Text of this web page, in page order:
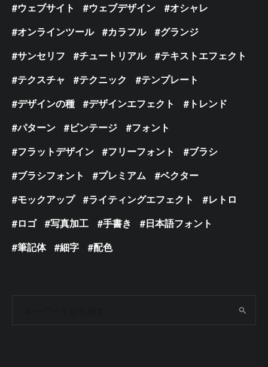
ウェブサイト
ウェブデザイン
オシャレ
オンラインツール
カラフル
グランジ
サンセリフ
チュートリアル
テキストエフェクト
テクスチャ
テクニック
テンプレート
デザインの種
デザインエフェクト
トレンド
パターン
ビンテージ
フォント
フラットデザイン
フリーフォント
ブラシ
ブラシフォント
プレミアム
ベクター
モックアップ
ライティングエフェクト
レトロ
ロゴ
写真加工 手書き
日本語フォント
筆記体
細字 配色